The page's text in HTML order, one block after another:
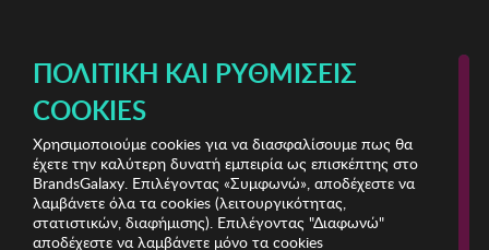
Moonstone
Moonstone
ΠΟΛΙΤΙΚΉ ΚΑΙ ΡΥΘΜΊΣΕΙΣ
COOKIES
Χρησιμοποιούμε cookies για να διασφαλίσουμε πως θα
έχετε την καλύτερη δυνατή εμπειρία ως επισκέπτης στο
BrandsGalaxy. Επιλέγοντας «Συμφωνώ», αποδέχεστε να
λαμβάνετε όλα τα cookies (λειτουργικότητας,
στατιστικών, διαφήμισης). Επιλέγοντας "Διαφωνώ"
αποδέχεστε να λαμβάνετε μόνο τα cookies